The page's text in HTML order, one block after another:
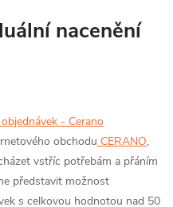
nacenění
obchodu CERANO,
vstříc potřebám a přáním
představit možnost
s celkovou hodnotou nad 50